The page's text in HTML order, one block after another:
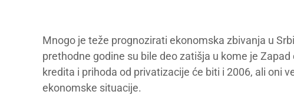
Mnogo je teže prognozirati ekonomska zbivanja u
prethodne godine su bile deo zatišja u kome je
kredita i prihoda od privatizacije će biti i 2006, ali oni
ekonomske situacije.